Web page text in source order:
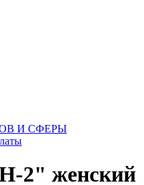
И СФЕРЫ
2" женский